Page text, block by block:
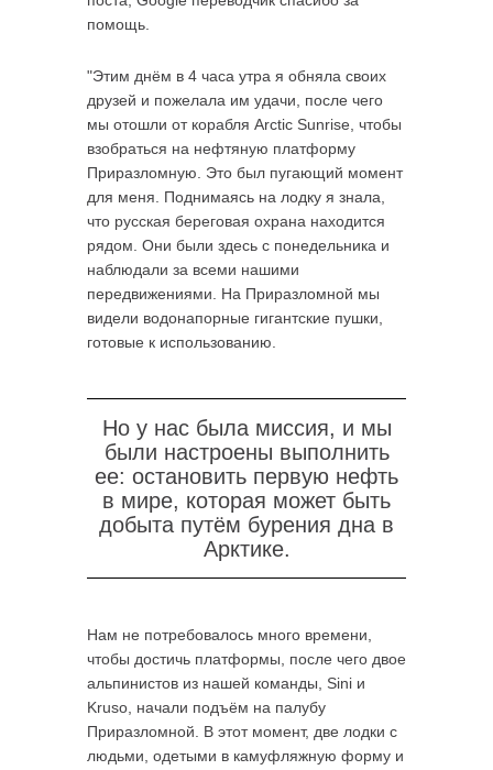
помощь.
"Этим днём в 4 часа утра я обняла своих
друзей и пожелала им удачи, после чего
мы отошли от корабля Arctic Sunrise, чтобы
взобраться на нефтяную платформу
Приразломную. Это был пугающий момент
для меня. Поднимаясь на лодку я знала,
что русская береговая охрана находится
рядом. Они были здесь с понедельника и
наблюдали за всеми нашими
передвижениями. На Приразломной мы
видели водонапорные гигантские пушки,
готовые к использованию.
Но у нас была миссия, и мы
были настроены выполнить
ее: остановить первую нефть
в мире, которая может быть
добыта путём бурения дна в
Арктике.
Нам не потребовалось много времени,
чтобы достичь платформы, после чего двое
альпинистов из нашей команды, Sini и
Kruso, начали подъём на палубу
Приразломной. В этот момент, две лодки с
людьми, одетыми в камуфляжную форму и